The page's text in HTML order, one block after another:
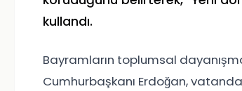
kullandı.
Bayramların toplumsal
Cumhurbaşkanı Erdoğan,